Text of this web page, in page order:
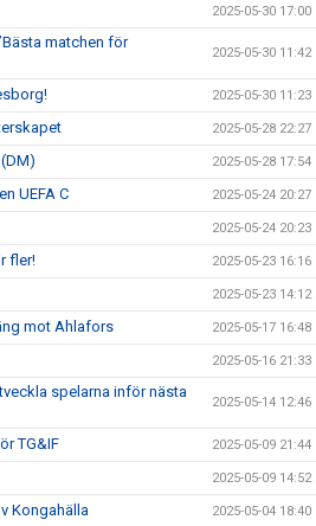
2025-05-30 17:00
matchen för
2025-05-30 11:42
2025-05-30 11:23
2025-05-28 22:27
2025-05-28 17:54
UEFA C 2025-05-24 20:27
2025-05-24 20:23
fler! 2025-05-23 16:16
2025-05-23 14:12
mot Ahlafors 2025-05-17 16:48
2025-05-16 21:33
spelarna inför nästa
2025-05-14 12:46
TG&IF 2025-05-09 21:44
2025-05-09 14:52
Kongahälla 2025-05-04 18:40